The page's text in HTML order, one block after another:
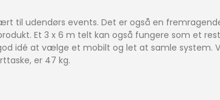
til udendørs events. Det er også en
Et 3 x 6 m telt kan også fungere som et
idé at vælge et mobilt og let at samle system.
er 47 kg.